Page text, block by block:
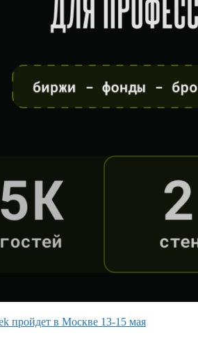
пройдет в Москве 13-15 мая